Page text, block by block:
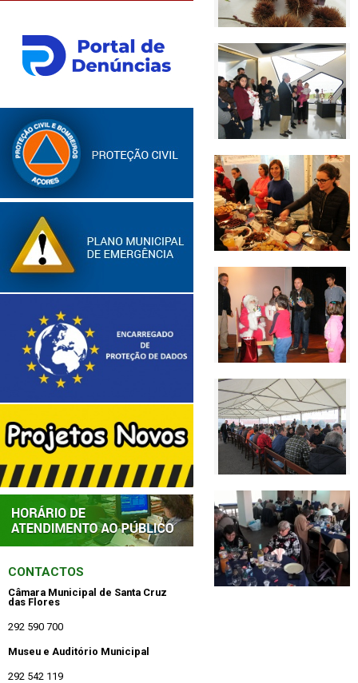
CONTACTOS
Câmara Municipal de Santa Cruz
das Flores
292 590 700
Museu e Auditório Municipal
292 542 119